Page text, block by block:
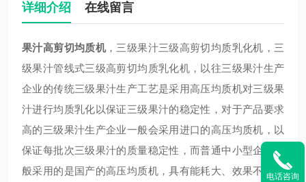
详细介绍 在线留言
果汁高剪切均质机， 三级果汁三级高剪切均质乳化机， 三
级果汁管线式三级高剪切均质乳化机，以往三级果汁生产
企业的传统三级果汁生产工艺是采用高压均质机对三级果
汁进行均质乳化以保证三级果汁的稳定性，对于产品要求
高的三级果汁生产企业一般会采用进口的高压均质机，以
保证每批次三级果汁的质量稳定性，而普通中小型企业一
般采用的是国产的高压均质机，具有能耗大、效果不佳等
电话咨询